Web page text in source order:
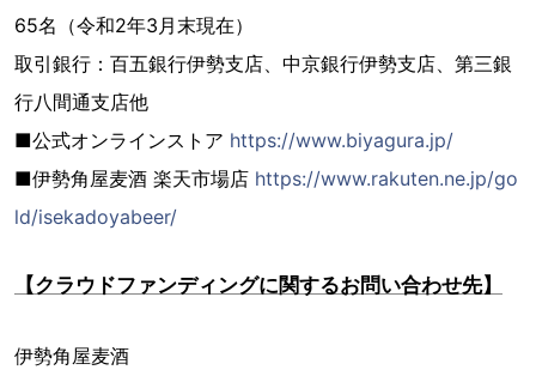
65名（令和2年3月末現在）
取引銀行：百五銀行伊勢支店、中京銀行伊勢支店、第三銀
行八間通支店他
■公式オンラインストア https://www.biyagura.jp/
■伊勢角屋麦酒 楽天市場店 https://www.rakuten.ne.jp/go
ld/isekadoyabeer/
【クラウドファンディングに関するお問い合わせ先】
伊勢角屋麦酒